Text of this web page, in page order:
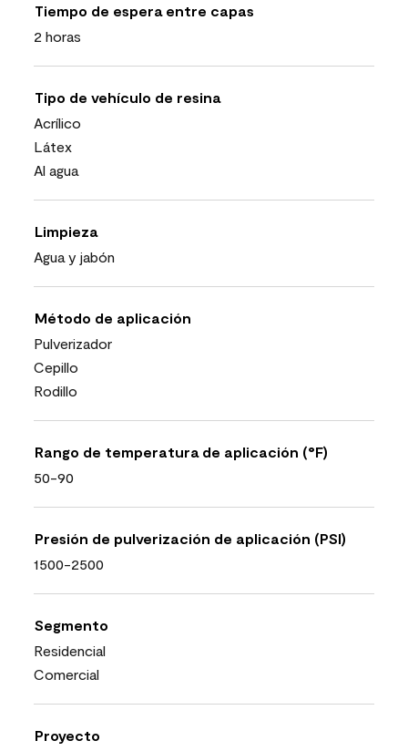
Tiempo de espera entre capas
2 horas
Tipo de vehículo de resina
Acrílico
Látex
Al agua
Limpieza
Agua y jabón
Método de aplicación
Pulverizador
Cepillo
Rodillo
Rango de temperatura de aplicación (°F)
50-90
Presión de pulverización de aplicación (PSI)
1500-2500
Segmento
Residencial
Comercial
Proyecto